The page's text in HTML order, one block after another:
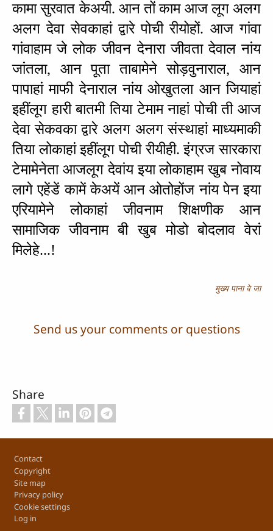
कामा सुरवात केअयी. आन तों काम आज लूग अलग
अलग देवा सेवकाहां द्वारे पोची रीयोहों. आज गांवा
गांवाहाम जे लोक जीवन देनारा जीवता देवाल नांय
जांतला, आन पूता ताबामेने सोड़वुनाराल, आन
पापाहां माफी देनाराल नांय ओखुतला आन जियाहां
इहींलूग हारी बातमी तिया टेमाम नाहां पोची ती आज
देवा सेकवका द्वारे अलग अलग संस्‍थाहां माध्यमाकी
तिया लोकाहां इहींलूग पोची रीयीही. इंग्रज सारकारा
टेमामेनेता आजलूग देवांय इया लोकाहाम खुब नोवाय
लागे एहेंडें कामें केअयें आन ओतोहोंज नांय पेन इया
एरियामेने लोकाहां जीवनाम शिक्षणीक आन
सामाजिक जीवनाम बी खुब मोडो बोदलाव वेरां
मिलेहे...!
मुख्य पाना वे जा
Send us your comments or questions
Share
Footer
Contact
Copyright
Site map
Privacy policy
Cookie settings
Log in